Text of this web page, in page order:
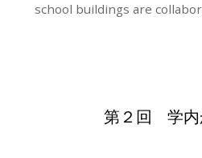
school buildings are
第２回 学内